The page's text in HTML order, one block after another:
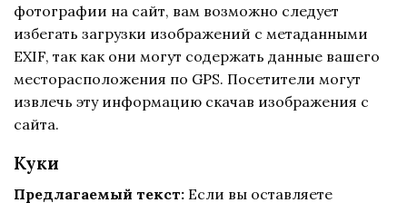
фотографии на сайт, вам возможно следует
избегать загрузки изображений с метаданными
EXIF, так как они могут содержать данные вашего
месторасположения по GPS. Посетители могут
извлечь эту информацию скачав изображения с
сайта.
Куки
Предлагаемый текст: Если вы оставляете